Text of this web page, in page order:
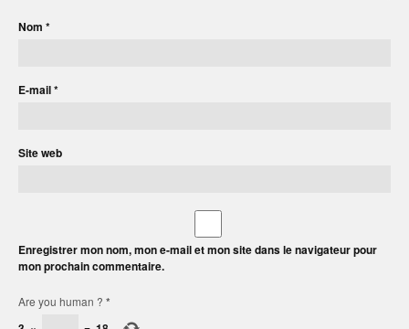
Nom *
E-mail*
Site web
Enregistrer mon nom, mon e-mail et mon site dans le navigateur pour
mon prochain commentaire.
Are you human ? *